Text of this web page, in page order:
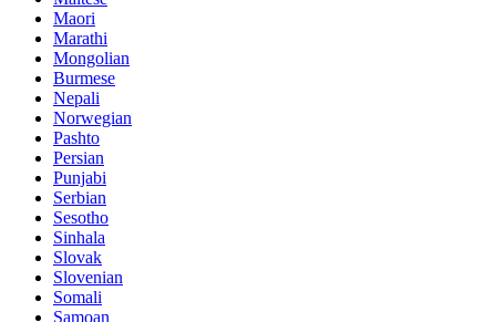
Maori
Marathi
Mongolian
Burmese
Nepali
Norwegian
Pashto
Persian
Punjabi
Serbian
Sesotho
Sinhala
Slovak
Slovenian
Somali
Samoan